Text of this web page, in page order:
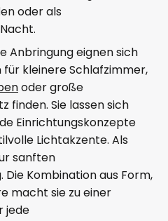
oder als
Anbringung eignen sich
kleinere Schlafzimmer,
oder große
finden. Sie lassen sich
Einrichtungskonzepte
Lichtakzente. Als
sanften
Kombination aus Form,
macht sie zu einer
jede